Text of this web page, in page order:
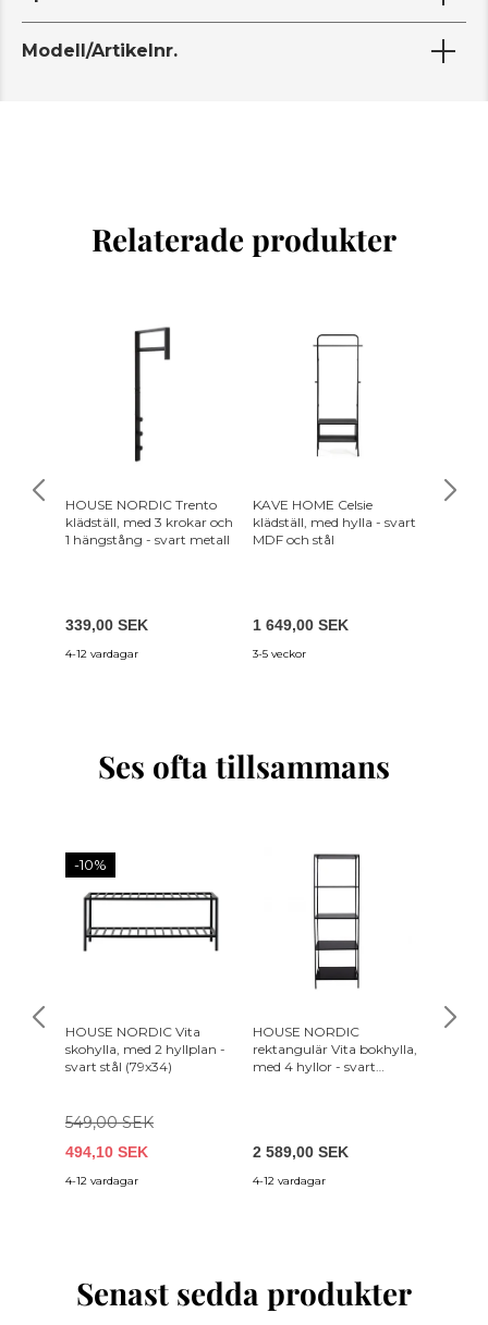
Modell/Artikelnr.
Relaterade produkter
HOUSE NORDIC Trento
klädställ, med 3 krokar och
1 hängstång - svart metall
339,00 SEK
4-12 vardagar
KAVE HOME Celsie
klädställ, med hylla - svart
MDF och stål
1 649,00 SEK
3-5 veckor
Ses ofta tillsammans
-10%
HOUSE NORDIC Vita
skohylla, med 2 hyllplan -
svart stål (79x34)
549,00 SEK
494,10 SEK
4-12 vardagar
HOUSE NORDIC
rektangulär Vita bokhylla,
med 4 hyllor - svart
2 589,00 SEK
4-12 vardagar
Senast sedda produkter